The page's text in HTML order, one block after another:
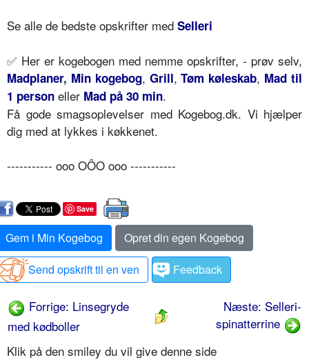
Se alle de bedste opskrifter med Selleri
✅ Her er kogebogen med nemme opskrifter, - prøv selv,
Madplaner, Min kogebog, Grill,Tøm køleskab, Mad til
1 person eller Mad på 30 min.
Få gode smagsoplevelser med Kogebog.dk. Vi hjælper
dig med at lykkes i køkkenet.
----------- ooo OÔO ooo -----------
Save
Gem i Min Kogebog
Opret din egen Kogebog
Send opskrift til en ven
Feedback
Forrige: Linsegryde
med kødboller
Næste: Selleri-
spinatterrine
Klik på den smiley du vil give denne side